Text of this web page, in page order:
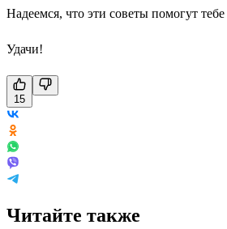
Надеемся, что эти советы помогут
Удачи!
15
Читайте также